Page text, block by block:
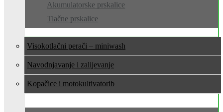
Akumulatorske prskalice
Tlačne prskalice
Visokotlačni perači – miniwash
Navodnjavanje i zalijevanje
Kopačice i motokultivatori